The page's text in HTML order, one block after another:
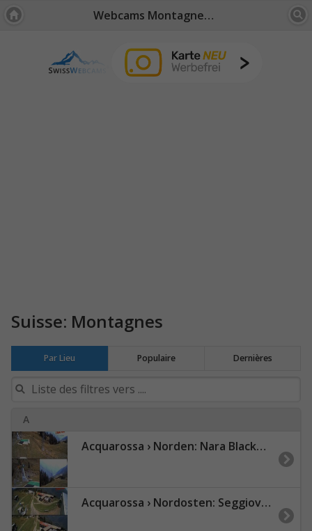
Webcams Montagnes: Suisse
Suisse: Montagnes
Par Lieu Populaire Dernières
A
Acquarossa › Norden: Nara BlackWoodline - Bassa di Nara
Acquarossa › Nordosten: Seggiovia Nara 1500 - Arrivo - Impianti turistici Nara "1500 - 2000"